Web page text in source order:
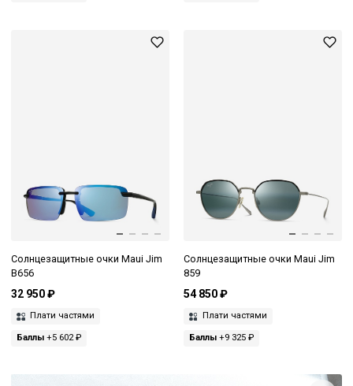
Солнцезащитные очки Maui Jim
B656
32 950 ₽
Плати частями
Баллы +5 602 ₽
Солнцезащитные очки Maui Jim
859
54 850 ₽
Плати частями
Баллы+9 325 ₽